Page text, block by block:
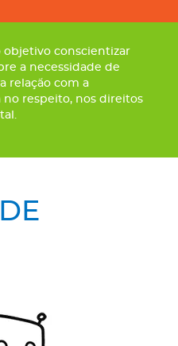
objetivo conscientizar
a necessidade de
relação com a
no respeito, nos direitos